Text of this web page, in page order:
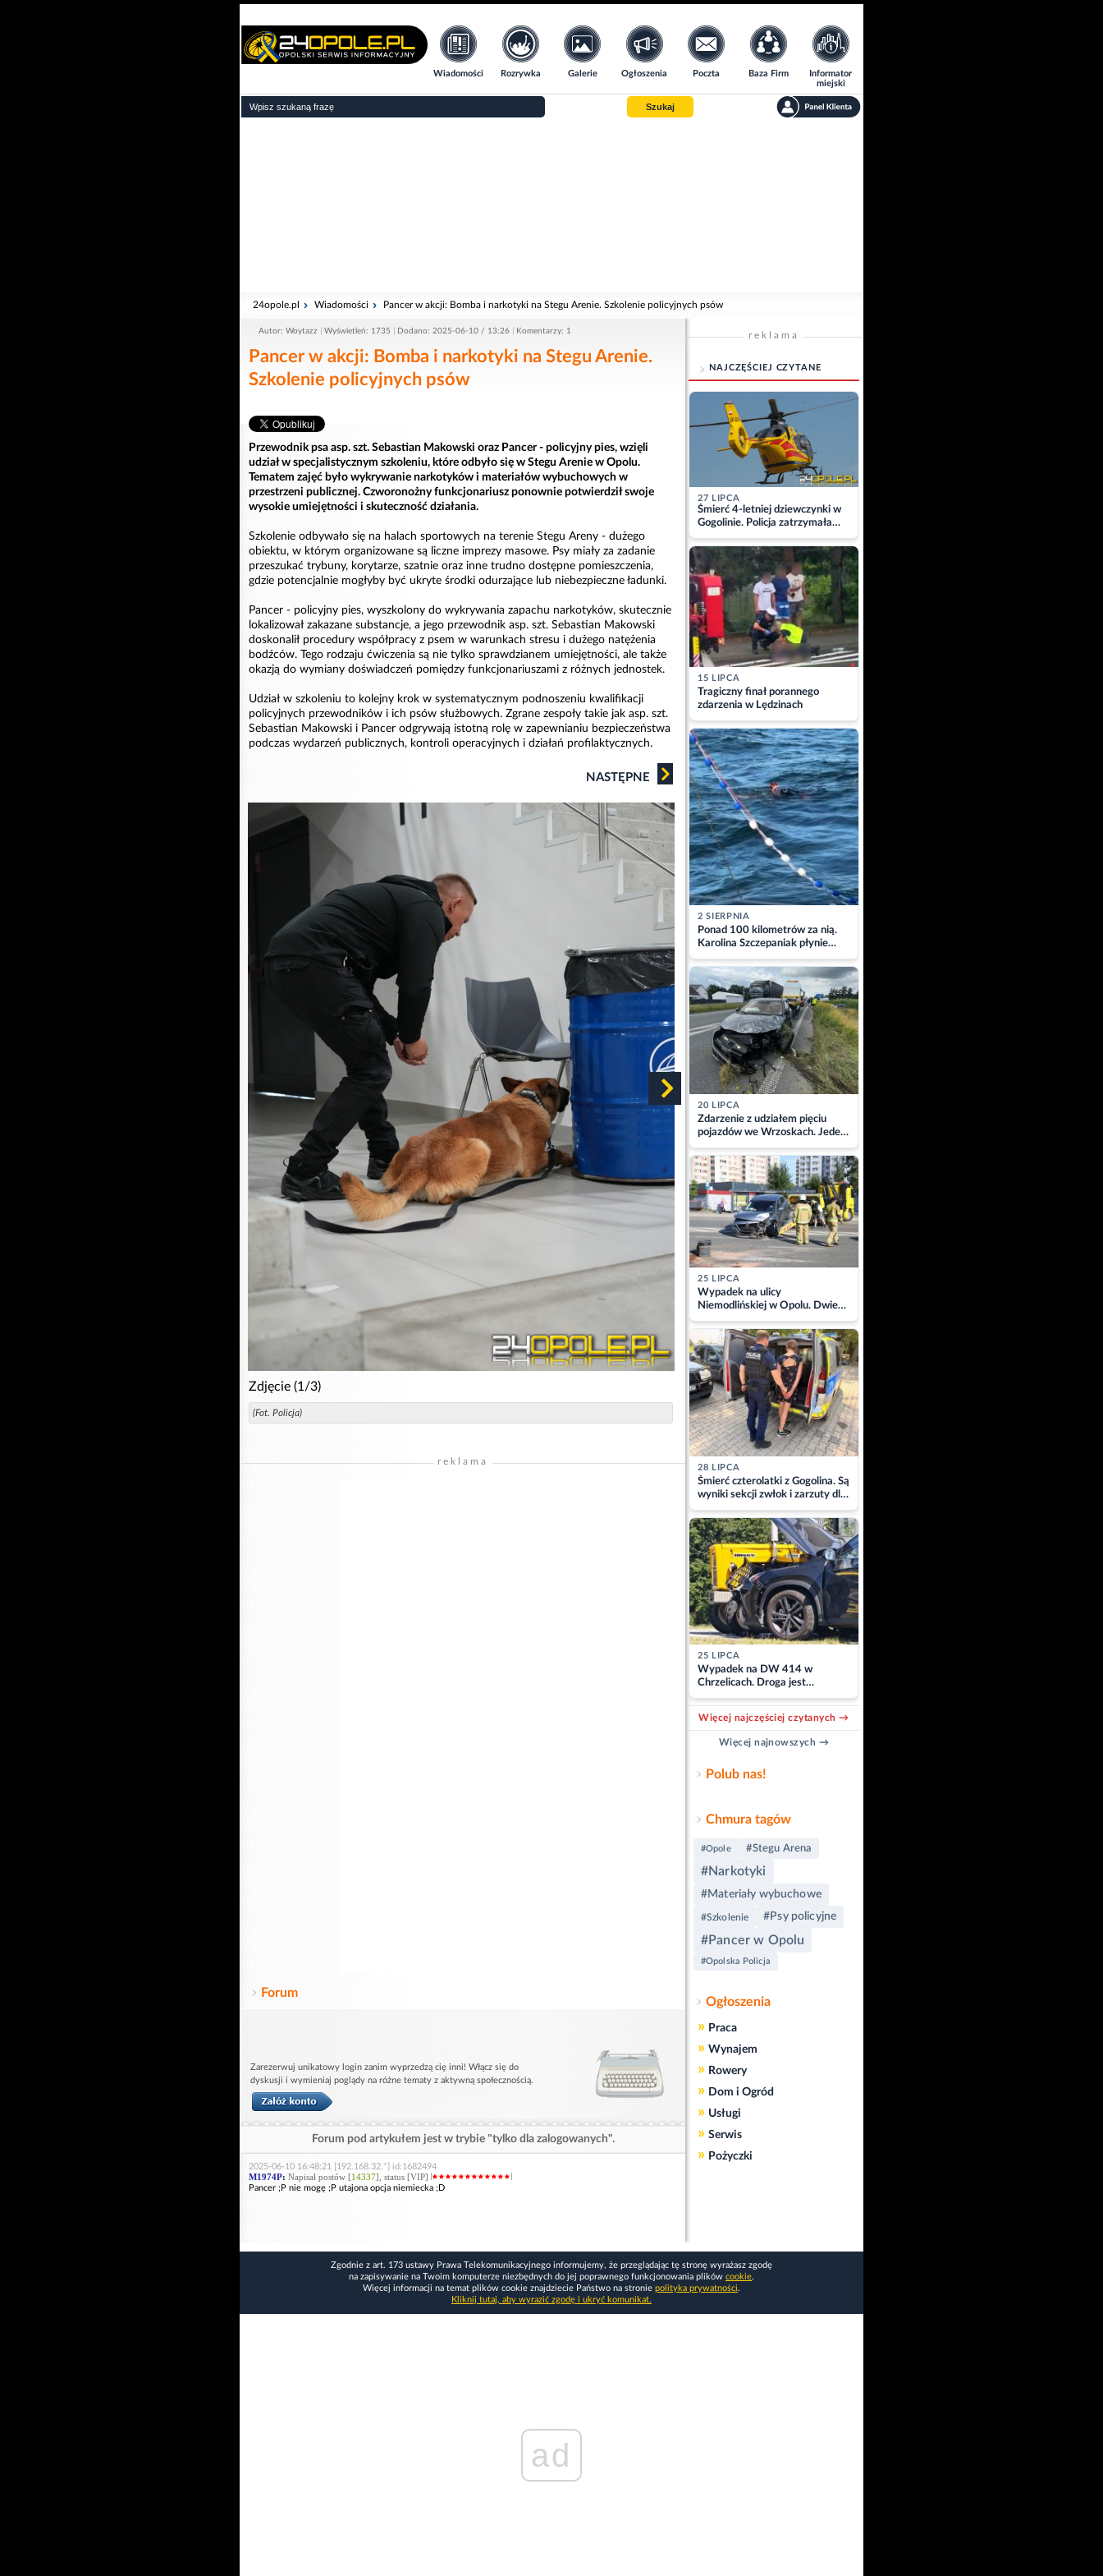
Wiadomości Rozrywka Galerie Ogłoszenia Poczta Baza Firm
Informator
miejski
Szukaj
24opole.pl Wiadomości Pancer w akcji: Bomba i narkotyki na Stegu Arenie. Szkolenie policyjnych psów
Autor: Woytazz Wyświetleń: 1735 Dodano: 2025-06-10 / 13:26 Komentarzy: 1
Pancer w akcji: Bomba i narkotyki na Stegu Arenie.
Szkolenie policyjnych psów
Przewodnik psa asp. szt. Sebastian Makowski oraz Pancer - policyjny pies, wzięli
udział w specjalistycznym szkoleniu, które odbyło się w Stegu Arenie w Opolu.
Tematem zajęć było wykrywanie narkotyków i materiałów wybuchowych w
przestrzeni publicznej. Czworonożny funkcjonariusz ponownie potwierdził swoje
wysokie umiejętności i skuteczność działania.
Szkolenie odbywało się na halach sportowych na terenie Stegu Areny - dużego
obiektu, w którym organizowane są liczne imprezy masowe. Psy miały za zadanie
przeszukać trybuny, korytarze, szatnie oraz inne trudno dostępne pomieszczenia,
gdzie potencjalnie mogłyby być ukryte środki odurzające lub niebezpieczne ładunki.
Pancer - policyjny pies, wyszkolony do wykrywania zapachu narkotyków, skutecznie
lokalizował zakazane substancje, a jego przewodnik asp. szt. Sebastian Makowski
doskonalił procedury współpracy z psem w warunkach stresu i dużego natężenia
bodźców. Tego rodzaju ćwiczenia są nie tylko sprawdzianem umiejętności, ale także
okazją do wymiany doświadczeń pomiędzy funkcjonariuszami z różnych jednostek.
Udział w szkoleniu to kolejny krok w systematycznym podnoszeniu kwalifikacji
policyjnych przewodników i ich psów służbowych. Zgrane zespoły takie jak asp. szt.
Sebastian Makowski i Pancer odgrywają istotną rolę w zapewnianiu bezpieczeństwa
podczas wydarzeń publicznych, kontroli operacyjnych i działań profilaktycznych.
NASTĘPNE
Zdjęcie (1/3)
(Fot. Policja)
reklama
Forum
Zarezerwuj unikatowy login zanim wyprzedzą cię inni! Włącz się do
dyskusji i wymieniaj poglądy na różne tematy z aktywną społecznością.
Forum pod artykułem jest w trybie "tylko dla zalogowanych".
2025-06-10 16:48:21 [192.168.32.*] id:1682494
M1974P: Napisał postów [14337], status [VIP]
Pancer ;P nie mogę ;P utajona opcja niemiecka ;D
reklama
NAJCZĘŚCIEJ CZYTANE
27 LIPCA
Śmierć 4-letniej dziewczynki w
Gogolinie. Policja zatrzymała
matkę
15 LIPCA
Tragiczny finał porannego
zdarzenia w Lędzinach
2 SIERPNIA
Ponad 100 kilometrów za nią.
Karolina Szczepaniak płynie
przez Bałtyk dla Piotra.
Aktualizacja
20 LIPCA
Zdarzenie z udziałem pięciu
pojazdów we Wrzoskach. Jeden
z kierowców zabrany w
kajdankach
25 LIPCA
Wypadek na ulicy
Niemodlińskiej w Opolu. Dwie
osoby w szpitalu
28 LIPCA
Śmierć czterolatki z Gogolina. Są
wyniki sekcji zwłok i zarzuty dla
matki
25 LIPCA
Wypadek na DW 414 w
Chrzelicach. Droga jest
zablokowana
Więcej najczęściej czytanych →
Więcej najnowszych →
Polub nas!
Chmura tagów
#Opole #Stegu Arena
#Narkotyki
#Materiały wybuchowe
#Szkolenie #Psy policyjne
#Pancer w Opolu
#Opolska Policja
Ogłoszenia
» Praca
» Wynajem
» Rowery
» Dom i Ogród
» Usługi
» Serwis
» Pożyczki
Zgodnie z art. 173 ustawy Prawa Telekomunikacyjnego informujemy, że przeglądając tę stronę wyrażasz zgodę
na zapisywanie na Twoim komputerze niezbędnych do jej poprawnego funkcjonowania plików cookie.
Więcej informacji na temat plików cookie znajdziecie Państwo na stronie polityka prywatności.
Kliknij tutaj, aby wyrazić zgodę i ukryć komunikat.
ad